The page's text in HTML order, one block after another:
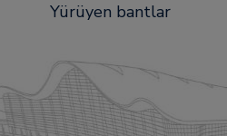
Yürüyen bantlar